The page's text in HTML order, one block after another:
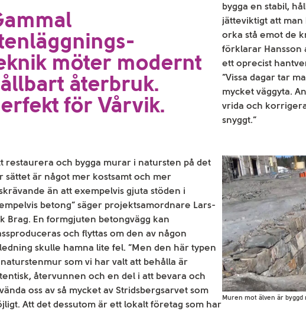
möter modernt
återbruk.
för Vårvik.
bygga en stabil,
jätteviktigt att
orka stå emot de
förklarar Hansson
ett oprecist
”Vissa dagar tar
mycket väggyta.
vrida och
snyggt.”
restaurera och bygga murar i natursten på det
sättet är något mer kostsamt och mer
än att exempelvis gjuta stöden i
betong” säger projektsamordnare Lars-
Brag. En formgjuten betongvägg kan
och flyttas om den av någon
skulle hamna lite fel. ”Men den här typen
som vi har valt att behålla är
återvunnen och en del i att bevara och
oss av så mycket av Stridsbergsarvet som
Att det dessutom är ett lokalt företag som har
Muren mot älven är